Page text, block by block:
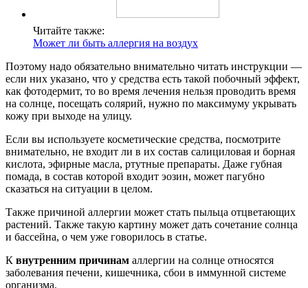
Читайте также:
Может ли быть аллергия на воздух
Поэтому надо обязательно внимательно читать инструкции —
если них указано, что у средства есть такой побочный эффект,
как фотодермит, то во время лечения нельзя проводить время
на солнце, посещать солярий, нужно по максимуму укрывать
кожу при выходе на улицу.
Если вы используете косметические средства, посмотрите
внимательно, не входит ли в их состав салициловая и борная
кислота, эфирные масла, ртутные препараты. Даже губная
помада, в состав которой входит эозин, может пагубно
сказаться на ситуации в целом.
Также причиной аллергии может стать пыльца отцветающих
растений. Также такую картину может дать сочетание солнца
и бассейна, о чем уже говорилось в статье.
К внутренним причинам аллергии на солнце относятся
заболевания печени, кишечника, сбои в иммунной системе
организма.